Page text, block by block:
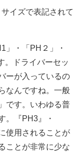
イズで表記されて
」・「PH２」・
。ドライバーセッ
ーが入っているの
なんですね。一般
です。いわゆる普
。『PH3』・
使用されることが
ことが非常に少な